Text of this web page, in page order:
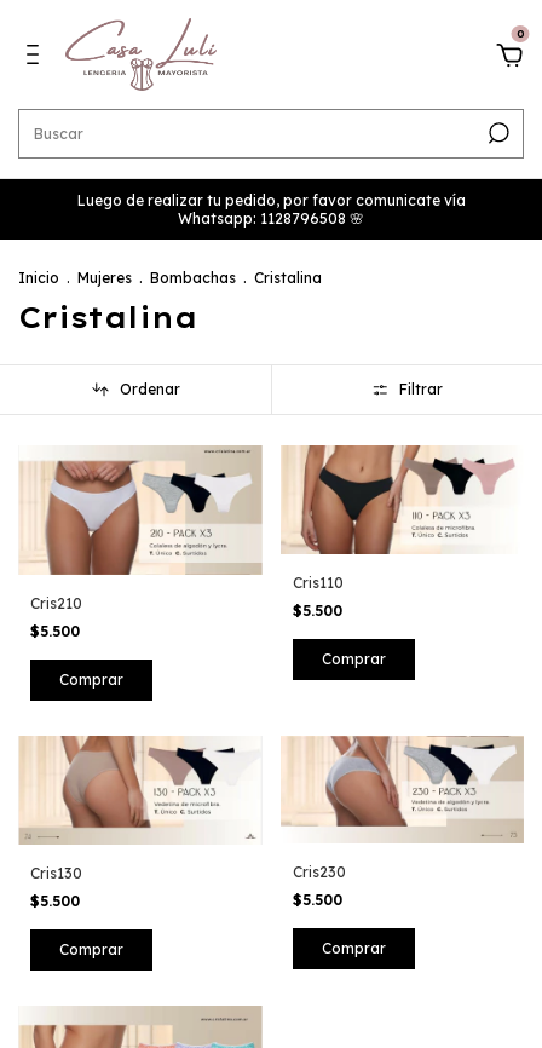
0
Luego de realizar tu pedido, por favor comunicate vía
Whatsapp: 1128796508 🌸
Inicio . Mujeres . Bombachas . Cristalina
Cristalina
Ordenar Filtrar
Cris210
$5.500
Cris110
$5.500
Cris130
$5.500
Cris230
$5.500